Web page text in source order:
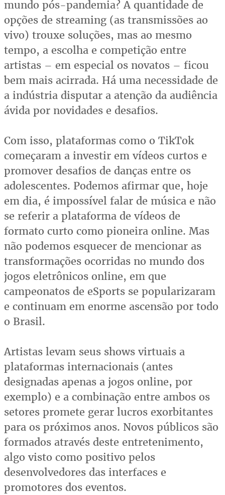
mundo pós-pandemia? A quantidade de
opções de streaming (as transmissões ao
vivo) trouxe soluções, mas ao mesmo
tempo, a escolha e competição entre
artistas – em especial os novatos – ficou
bem mais acirrada. Há uma necessidade de
a indústria disputar a atenção da audiência
ávida por novidades e desafios.
Com isso, plataformas como o TikTok
começaram a investir em vídeos curtos e
promover desafios de danças entre os
adolescentes. Podemos afirmar que, hoje
em dia, é impossível falar de música e não
se referir a plataforma de vídeos de
formato curto como pioneira online. Mas
não podemos esquecer de mencionar as
transformações ocorridas no mundo dos
jogos eletrônicos online, em que
campeonatos de eSports se popularizaram
e continuam em enorme ascensão por todo
o Brasil.
Artistas levam seus shows virtuais a
plataformas internacionais (antes
designadas apenas a jogos online, por
exemplo) e a combinação entre ambos os
setores promete gerar lucros exorbitantes
para os próximos anos. Novos públicos são
formados através deste entretenimento,
algo visto como positivo pelos
desenvolvedores das interfaces e
promotores dos eventos.